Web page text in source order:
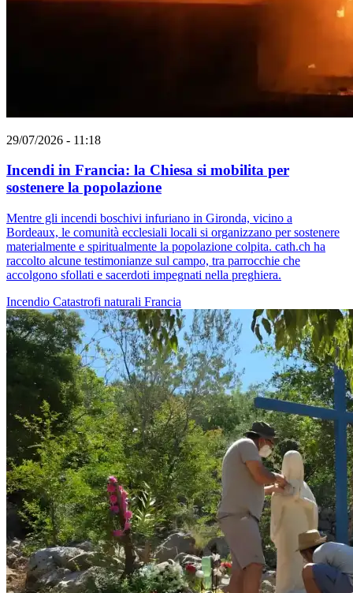
29/07/2026 - 11:18
Incendi in Francia: la Chiesa si mobilita per
sostenere la popolazione
Mentre gli incendi boschivi infuriano in Gironda, vicino a
Bordeaux, le comunità ecclesiali locali si organizzano per sostenere
materialmente e spiritualmente la popolazione colpita. cath.ch ha
raccolto alcune testimonianze sul campo, tra parrocchie che
accolgono sfollati e sacerdoti impegnati nella preghiera.
Incendio Catastrofi naturali Francia